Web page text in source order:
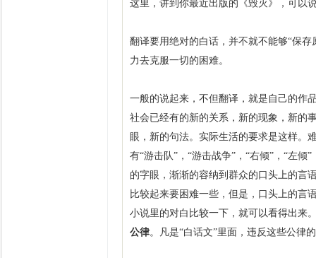
这里，讲到你最近出版的《毁灭》，可以
翻译要用绝对的白话，并不就不能够“保
力去克服一切的困难。
一般的说起来，不但翻译，就是自己的作
社会已经有的新的关系，新的现象，新的
眼，新的句法。实际生活的要求是这样。
有“游击队”，“游击战争”，“右倾”，“左
的字眼，渐渐的容纳到群众的口头上的言
比较起来要困难一些，但是，口头上的言
小说里的对白比较一下，就可以看得出来
公律。凡是“白话文”里面，违反这些公